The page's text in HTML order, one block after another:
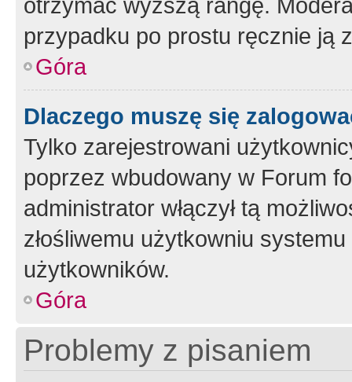
przypadku po prostu ręcznie ją
Góra
Dlaczego muszę się
Tylko zarejestrowani
poprzez wbudowany w Forum
administrator włączył tą
złośliwemu użytkowniu
użytkowników.
Góra
Problemy z pisaniem